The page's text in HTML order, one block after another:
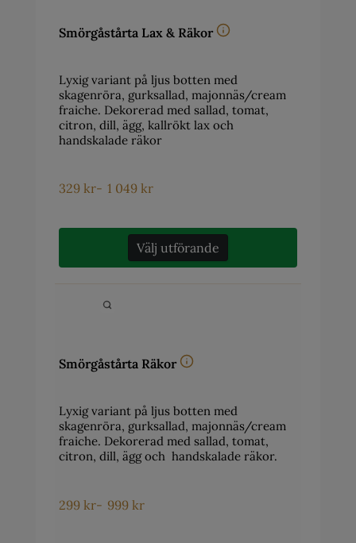
Smörgåstårta Lax & Räkor
Lyxig variant på ljus botten med
skagenröra, gurksallad, majonnäs/cream
fraiche. Dekorerad med sallad, tomat,
citron, dill, ägg, kallrökt lax och
handskalade räkor
329 kr- 1 049 kr
Välj utförande
Smörgåstårta Räkor
Lyxig variant på ljus botten med
skagenröra, gurksallad, majonnäs/cream
fraiche. Dekorerad med sallad, tomat,
citron, dill, ägg och handskalade räkor.
299 kr- 999 kr